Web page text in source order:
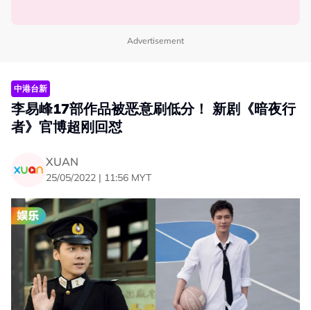
Advertisement
中港台新
李易峰17部作品被恶意刷低分！ 新剧《暗夜行
者》官博超刚回怼
XUAN
25/05/2022 | 11:56 MYT